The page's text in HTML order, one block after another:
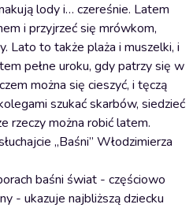
lody i… czereśnie. Latem
i przyjrzeć się mrówkom,
Lato to także plaża i muszelki, i
pełne uroku, gdy patrzy się w
można się cieszyć, i tęczą
szukać skarbów, siedzieć
rzeczy można robić latem.
„Baśni” Włodzimierza
baśni świat - częściowo
- ukazuje najbliższą dziecku